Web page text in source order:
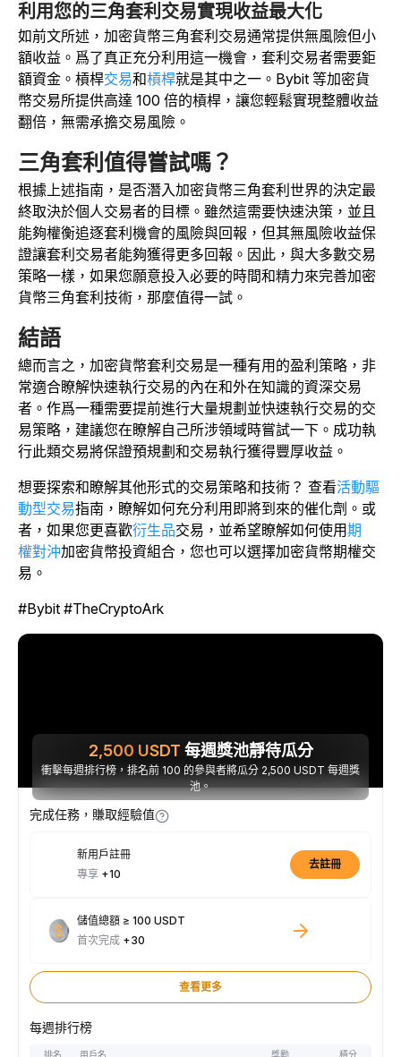
利用您的三角套利交易實現收益最大化
如前文所述，加密貨幣三角套利交易通常提供無風險但小
額收益。爲了真正充分利用這一機會，套利交易者需要鉅
額資金。槓桿交易和槓桿就是其中之一。Bybit 等加密貨
幣交易所提供高達 100 倍的槓桿，讓您輕鬆實現整體收益
翻倍，無需承擔交易風險。
三角套利值得嘗試嗎？
根據上述指南，是否潛入加密貨幣三角套利世界的決定最
終取決於個人交易者的目標。雖然這需要快速決策，並且
能夠權衡追逐套利機會的風險與回報，但其無風險收益保
證讓套利交易者能夠獲得更多回報。因此，與大多數交易
策略一樣，如果您願意投入必要的時間和精力來完善加密
貨幣三角套利技術，那麼值得一試。
結語
總而言之，加密貨幣套利交易是一種有用的盈利策略，非
常適合瞭解快速執行交易的內在和外在知識的資深交易
者。作爲一種需要提前進行大量規劃並快速執行交易的交
易策略，建議您在瞭解自己所涉領域時嘗試一下。成功執
行此類交易將保證預規劃和交易執行獲得豐厚收益。
想要探索和瞭解其他形式的交易策略和技術？ 查看活動驅
動型交易指南，瞭解如何充分利用即將到來的催化劑。或
者，如果您更喜歡衍生品交易，並希望瞭解如何使用期
權對沖加密貨幣投資組合，您也可以選擇加密貨幣期權交
易。
#Bybit #TheCryptoArk
2,500 USDT 每週獎池靜待瓜分
衝擊每週排行榜，排名前 100 的參與者將瓜分 2,500 USDT 每週獎
池。
完成任務，賺取經驗值
新用戶註冊
專享 +10
去註冊
儲值總額 ≥ 100 USDT
首次完成 +30
查看更多
每週排行榜
排名 用戶名 獎勵 積分